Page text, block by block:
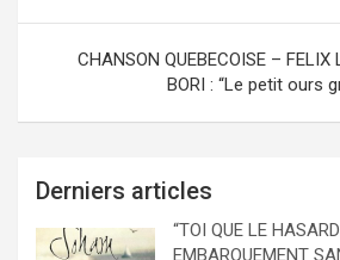
l’article
CHANSON QUEBECOISE – FELIX
BORI : “Le petit ours
Derniers articles
“TOI QUE LE
EMBARQUEMENT